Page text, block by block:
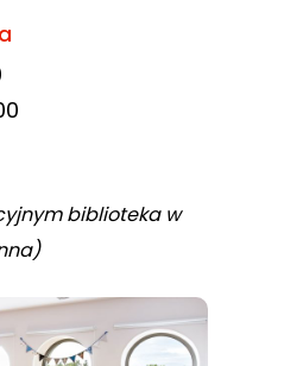
biblioteka w